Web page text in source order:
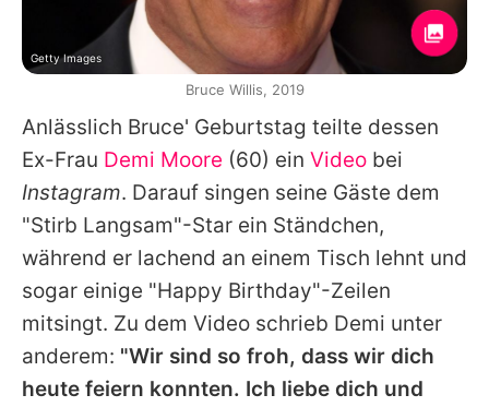
Anlässlich Bruce' Geburtstag teilte dessen
Ex-Frau Demi Moore (60) ein Video bei
Instagram. Darauf singen seine Gäste dem
"Stirb Langsam"-Star ein Ständchen,
während er lachend an einem Tisch lehnt und
sogar einige "Happy Birthday"-Zeilen
mitsingt. Zu dem Video schrieb Demi unter
anderem: "Wir sind so froh, dass wir dich
heute feiern konnten. Ich liebe dich und
Getty Images
Bruce Willis, 2019